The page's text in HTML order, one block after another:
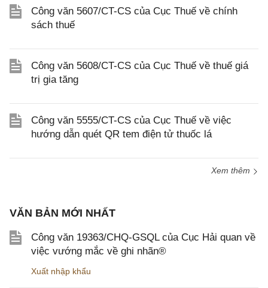
Công văn 5607/CT-CS của Cục Thuế về chính
sách thuế
Công văn 5608/CT-CS của Cục Thuế về thuế giá
trị gia tăng
Công văn 5555/CT-CS của Cục Thuế về việc
hướng dẫn quét QR tem điện tử thuốc lá
Xem thêm
VĂN BẢN MỚI NHẤT
Công văn 19363/CHQ-GSQL của Cục Hải quan về
việc vướng mắc về ghi nhãn®
Xuất nhập khẩu